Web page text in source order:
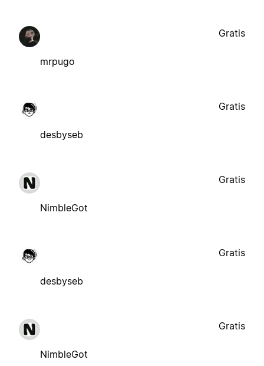
mrpugo
Gratis
desbyseb
Gratis
NimbleGot
Gratis
desbyseb
Gratis
NimbleGot
Gratis